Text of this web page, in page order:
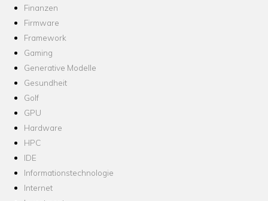
Finanzen
Firmware
Framework
Gaming
Generative Modelle
Gesundheit
Golf
GPU
Hardware
HPC
IDE
Informationstechnologie
Internet